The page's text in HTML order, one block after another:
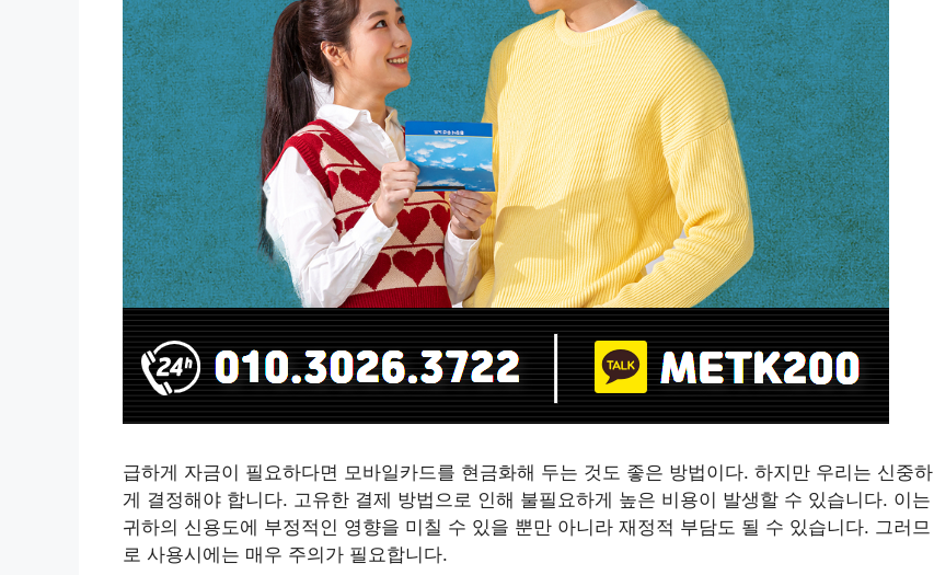
급하게 자금이 필요하다면 모바일카드를 현금화해 두는 것도 좋은 방법이다. 하지만 우리는 신중하
게 결정해야 합니다. 고유한 결제 방법으로 인해 불필요하게 높은 비용이 발생할 수 있습니다. 이는
귀하의 신용도에 부정적인 영향을 미칠 수 있을 뿐만 아니라 재정적 부담도 될 수 있습니다. 그러므
로 사용시에는 매우 주의가 필요합니다.